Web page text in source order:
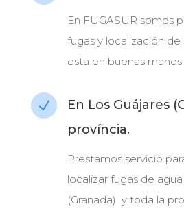
En FUGASUR somos
fugas y localización
esta en buenas manos.
N
En Los Guájares
província.
Prestamos servicio
localizar fugas de
(Granada) y toda la